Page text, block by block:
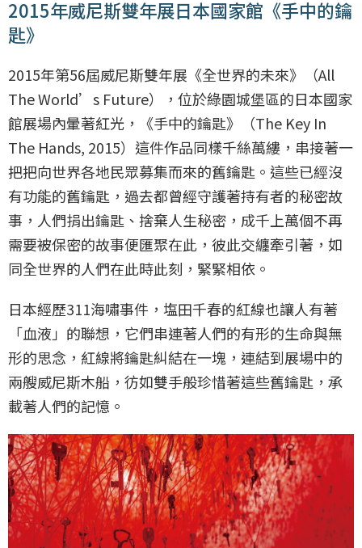
2015年威尼斯雙年展日本國家館《手中的鑰
匙》
2015年第56屆威尼斯雙年展《全世界的未來》（All
The World’s Future），位於綠園城堡區的日本國家
館展場內暈著紅光，《手中的鑰匙》（The Key In
The Hands, 2015）這件作品同樣千絲萬縷，串接著一
把把向世界各地民眾募集而來的舊鑰匙。這些已經沒
有功能的舊鑰匙，過去都曾經守護著持有者的秘密故
事，人們捐出鑰匙、捨棄人生秘密，成千上萬個不再
需要被保密的故事便匯聚在此，彼此交纏牽引著，如
同全世界的人們在此時此刻，緊緊相依。
日本經歷311海嘯事件，塩田千春的紅線也讓人有著
「血液」的聯想，它們串連著人們的有形的生命與無
形的思念，紅線將鑰匙糾結在一塊，連結到展場中的
兩艘威尼斯木船，彷如雙手般珍惜著這些舊鑰匙，承
載著人們的記憶。